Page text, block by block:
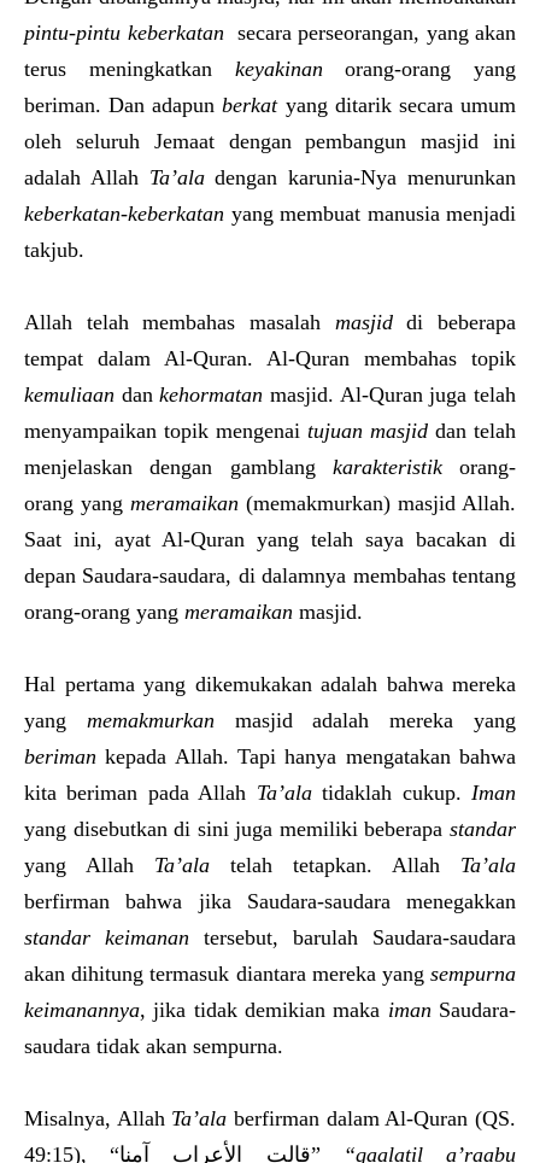
pintu-pintu keberkatan secara perseorangan, yang akan
terus meningkatkan keyakinan orang-orang yang
beriman. Dan adapunberkatyang ditarik secara umum
oleh seluruh Jemaat dengan pembangun masjid ini
adalah Allah Ta’aladengan karunia-Nya menurunkan
keberkatan-keberkatan yang membuat manusia menjadi
takjub.
Allah telah membahas masalah masjiddi beberapa
tempat dalam Al-Quran. Al-Quran membahas topik
kemuliaan dankehormatan masjid. Al-Quran juga telah
menyampaikan topik mengenai tujuan masjid dan telah
menjelaskan dengan gamblang karakteristikorang-
orang yang meramaikan (memakmurkan) masjid Allah.
Saat ini, ayat Al-Quran yang telah saya bacakan di
depan Saudara-saudara, di dalamnya membahas tentang
orang-orang yang meramaikan masjid.
Hal pertama yang dikemukakan adalah bahwa mereka
yang memakmurkan masjid adalah mereka yang
beriman kepada Allah. Tapi hanya mengatakan bahwa
kita beriman pada Allah Ta’alatidaklah cukup. Iman
yang disebutkan di sini juga memiliki beberapa standar
yang Allah Ta’ala telah tetapkan. Allah Ta’ala
berfirman bahwa jika Saudara-saudara menegakkan
standar keimanan tersebut, barulah Saudara-saudara
akan dihitung termasuk diantara mereka yang sempurna
keimanannya, jika tidak demikian maka iman Saudara-
saudara tidak akan sempurna.
Misalnya, Allah Ta’ala berfirman dalam Al-Quran (QS.
49:15), “قالت الأعراب آمنا”
“qaalatil a’raabu